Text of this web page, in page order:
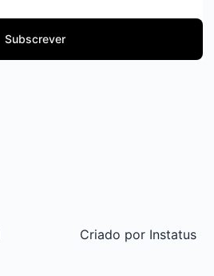
Subscrever
Criado por Instatus